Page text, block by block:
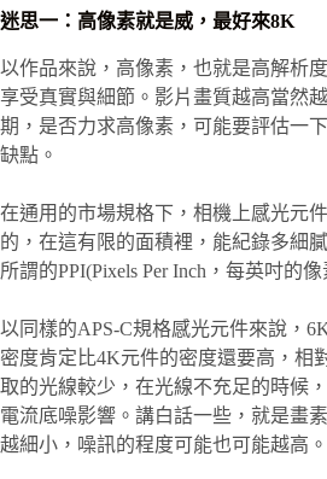
迷思一：高像素就是威，最好來8K
以作品來說，高像素，也就是高解析
享受真實與細節。影片畫質越高當然
期，是否力求高像素，可能要評估一
缺點。
在通用的市場規格下，相機上感光元
的，在這有限的面積裡，能紀錄多細
所謂的PPI(Pixels Per Inch，每英吋的像
以同樣的APS-C規格感光元件來說，
密度肯定比4K元件的密度還要高，相
取的光線較少，在光線不充足的時候
電流底噪影響。講白話一些，就是畫
越細小，噪訊的程度可能也可能越高。